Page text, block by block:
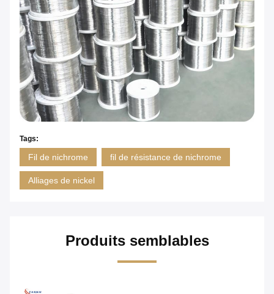
Tags:
Fil de nichrome fil de résistance de nichrome
Alliages de nickel
Produits semblables